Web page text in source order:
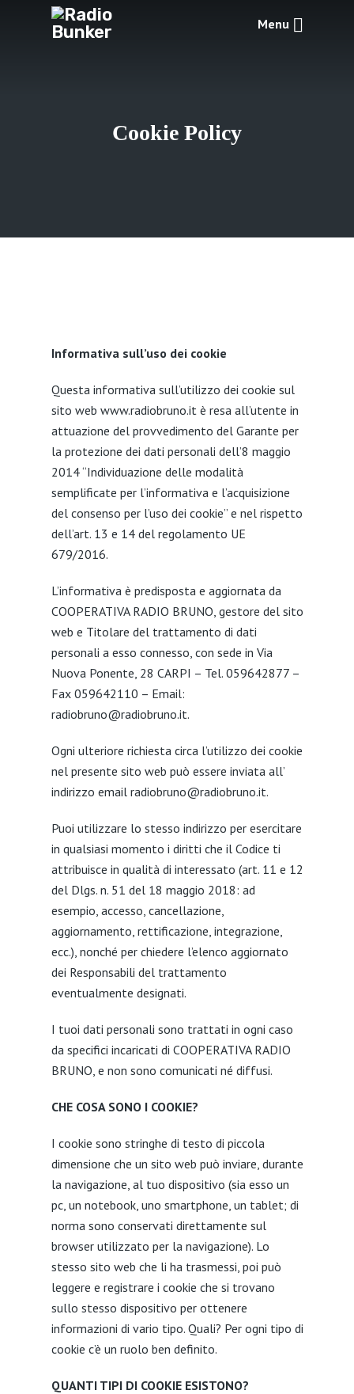
Menu
Cookie Policy
Informativa sull’uso dei cookie
Questa informativa sull’utilizzo dei cookie sul
sito web www.radiobruno.it è resa all’utente in
attuazione del provvedimento del Garante per
la protezione dei dati personali dell’8 maggio
2014 “Individuazione delle modalità
semplificate per l’informativa e l’acquisizione
del consenso per l’uso dei cookie” e nel rispetto
dell’art. 13 e 14 del regolamento UE
679/2016.
L’informativa è predisposta e aggiornata da
COOPERATIVA RADIO BRUNO, gestore del sito
web e Titolare del trattamento di dati
personali a esso connesso, con sede in Via
Nuova Ponente, 28 CARPI – Tel. 059642877 –
Fax 059642110 – Email:
radiobruno@radiobruno.it.
Ogni ulteriore richiesta circa l’utilizzo dei cookie
nel presente sito web può essere inviata all’
indirizzo email radiobruno@radiobruno.it.
Puoi utilizzare lo stesso indirizzo per esercitare
in qualsiasi momento i diritti che il Codice ti
attribuisce in qualità di interessato (art. 11 e 12
del Dlgs. n. 51 del 18 maggio 2018: ad
esempio, accesso, cancellazione,
aggiornamento, rettificazione, integrazione,
ecc.), nonché per chiedere l’elenco aggiornato
dei Responsabili del trattamento
eventualmente designati.
I tuoi dati personali sono trattati in ogni caso
da specifici incaricati di COOPERATIVA RADIO
BRUNO, e non sono comunicati né diffusi.
CHE COSA SONO I COOKIE?
I cookie sono stringhe di testo di piccola
dimensione che un sito web può inviare, durante
la navigazione, al tuo dispositivo (sia esso un
pc, un notebook, uno smartphone, un tablet; di
norma sono conservati direttamente sul
browser utilizzato per la navigazione). Lo
stesso sito web che li ha trasmessi, poi può
leggere e registrare i cookie che si trovano
sullo stesso dispositivo per ottenere
informazioni di vario tipo. Quali? Per ogni tipo di
cookie c’è un ruolo ben definito.
QUANTI TIPI DI COOKIE ESISTONO?